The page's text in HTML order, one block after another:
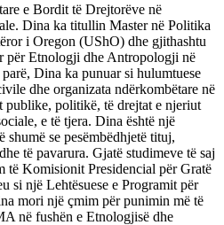
e Bordit të Drejtorëve në
Dina ka titullin Master në Politika
i Oregon (UShO) dhe gjithashtu
për Etnologji dhe Antropologji në
Dina ka punuar si hulumtuese
dhe organizata ndërkombëtare në
publike, politikë, të drejtat e njeriut
e të tjera. Dina është një
shumë se pesëmbëdhjetë tituj,
të pavarura. Gjatë studimeve të saj
të Komisionit Presidencial për Gratë
si një Lehtësuese e Programit për
mori një çmim për punimin më të
në fushën e Etnologjisë dhe